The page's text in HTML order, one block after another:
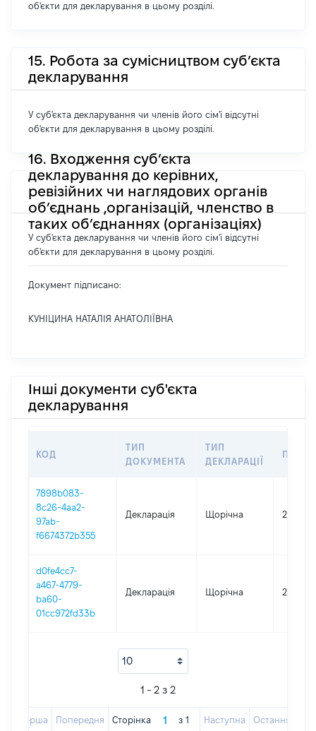
об'єкти для декларування в цьому розділі.
15. Робота за сумісництвом суб’єкта
декларування
У суб'єкта декларування чи членів його сім'ї відсутні
об'єкти для декларування в цьому розділі.
16. Входження суб’єкта
декларування до керівних,
ревізійних чи наглядових органів
об’єднань ,організацій, членство в
таких об’єднаннях (організаціях)
У суб'єкта декларування чи членів його сім'ї відсутні
об'єкти для декларування в цьому розділі.
Документ підписано:
КУНІЦИНА НАТАЛІЯ АНАТОЛІЇВНА
Інші документи суб'єкта
декларування
КОД
ТИП
ДОКУМЕНТА
ТИП
ДЕКЛАРАЦІЇ
7898b083-
8c26-4aa2-
97ab-
f6674372b355
Декларація Щорічна 2025
d0fe4cc7-
a467-4779-
ba60-
01cc972fd33b
Декларація Щорічна 2024
1 - 2 з 2
Перша Попередня Сторінка з 1 Наступна Остання